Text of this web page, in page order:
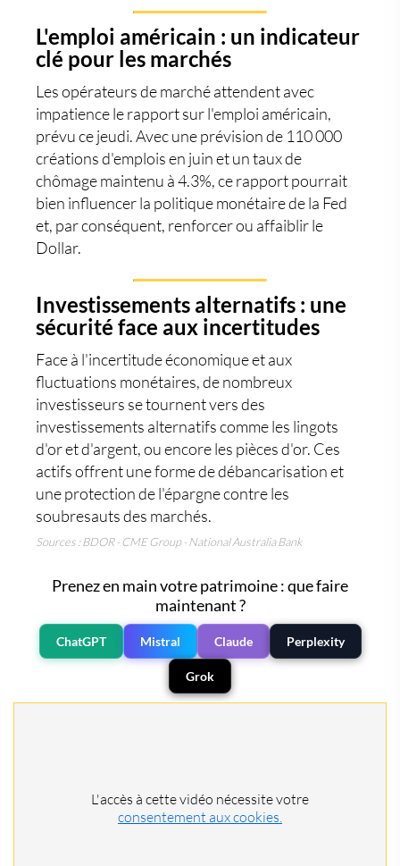
L'emploi américain : un indicateur
clé pour les marchés
Les opérateurs de marché attendent avec
impatience le rapport sur l'emploi américain,
prévu ce jeudi. Avec une prévision de 110 000
créations d'emplois en juin et un taux de
chômage maintenu à 4.3%, ce rapport pourrait
bien influencer la politique monétaire de la Fed
et, par conséquent, renforcer ou affaiblir le
Dollar.
Investissements alternatifs : une
sécurité face aux incertitudes
Face à l'incertitude économique et aux
fluctuations monétaires, de nombreux
investisseurs se tournent vers des
investissements alternatifscomme les lingots
d'oret d'argent, ou encore les pièces d'or. Ces
actifs offrent une forme de débancarisation et
une protection de l'épargne contre les
soubresauts des marchés.
Sources : BDOR - CME Group - National Australia Bank
Prenez en main votre patrimoine : que faire
maintenant ?
ChatGPT Mistral Claude Perplexity
Grok
L'accès à cette vidéo nécessite votre
consentement aux cookies.